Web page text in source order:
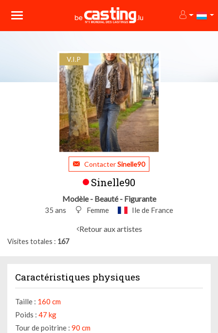
V.I.P
ContacterSinelle90
Sinelle90
Modèle - Beauté - Figurante
35 ans Femme Ile de France
Retour aux artistes
Visites totales 167
Caractéristiques physiques
Taille : 160 cm
Poids : 47 kg
Tour de poitrine : 90 cm